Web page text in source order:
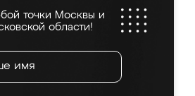
точки Москвы и
области!